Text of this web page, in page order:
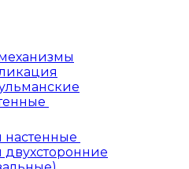
настенные
двухсторонние